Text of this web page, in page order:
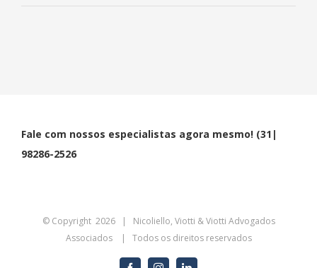
Fale com nossos especialistas agora mesmo! (31|
98286-2526
© Copyright 2026 | Nicoliello, Viotti & Viotti Advogados
Associados | Todos os direitos reservados